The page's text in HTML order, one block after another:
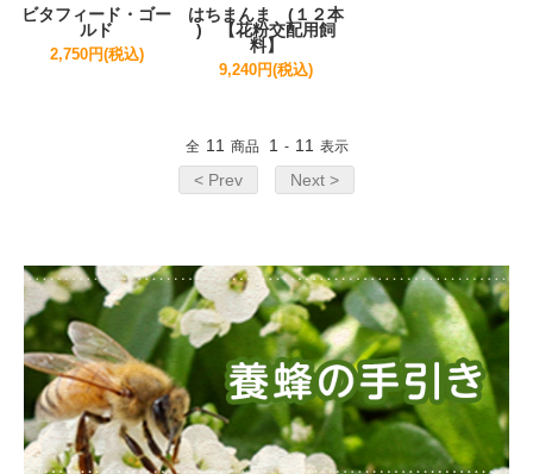
ビタフィード・ゴー
ルド
2,750円(税込)
はちまんま (１２本
) 【花粉交配用飼
料】
9,240円(税込)
全 11 商品 1 - 11 表示
< Prev Next >